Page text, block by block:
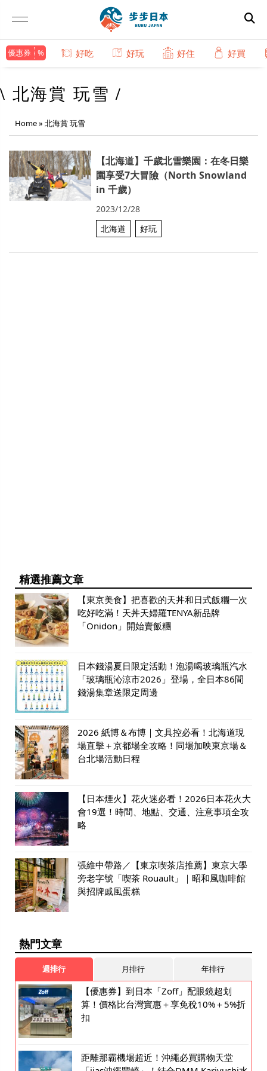
優惠券 好吃 好玩 好住 好買
\ 北海賞 玩雪 /
Home» 北海賞 玩雪
【北海道】千歲北雪樂園：在冬日樂
園享受7大冒險（North Snowland
in 千歲）
2023/12/28
北海道
好玩
精選推薦文章
【東京美食】把喜歡的天丼和日式飯糰一次
吃好吃滿！天丼天婦羅TENYA新品牌
「Onidon」開始賣飯糰
日本錢湯夏日限定活動！泡湯喝玻璃瓶汽水
「玻璃瓶沁涼市2026」登場，全日本86間
錢湯集章送限定周邊
2026 紙博＆布博｜文具控必看！北海道現
場直擊＋京都場全攻略！同場加映東京場＆
台北場活動日程
【日本煙火】花火迷必看！2026日本花火大
會19選！時間、地點、交通、注意事項全攻
略
張維中帶路／【東京喫茶店推薦】東京大學
旁老字號「喫茶 Rouault」｜昭和風咖啡館
與招牌戚風蛋糕
熱門文章
週排行 月排行 年排行
【優惠券】到日本「Zoff」配眼鏡超划
算！價格比台灣實惠＋享免稅10%＋5%折
扣
距離那霸機場超近！沖繩必買購物天堂